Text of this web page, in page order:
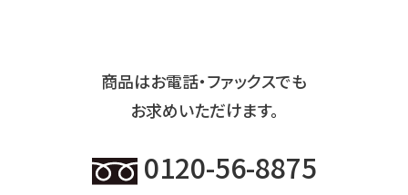
商品はお電話・ファックスでも
お求めいただけます。
0120-56-8875